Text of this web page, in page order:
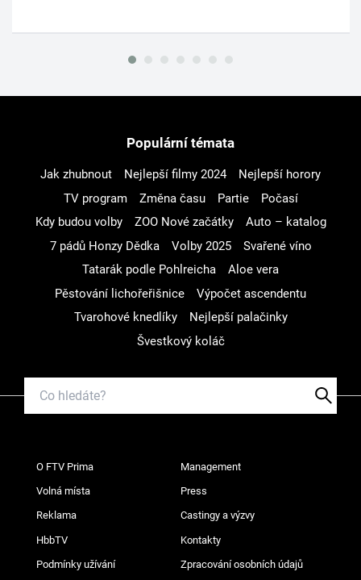
Populární témata
Jak zhubnout Nejlepší filmy 2024
Nejlepší horory
TV program
Změna času Partie
Počasí
Kdy budou volby
ZOO Nové začátky
Auto – katalog
7 pádů Honzy Dědka
Volby 2025
Svařené víno
Tatarák podle Pohlreicha
Aloe vera
Pěstování lichořeřišnice
Výpočet ascendentu
Tvarohové knedlíky
Nejlepší palačinky
Švestkový koláč
O FTV Prima Management
Volná místa Press
Reklama Castingy a výzvy
HbbTV Kontakty
Podmínky užívání Zpracování osobních údajů